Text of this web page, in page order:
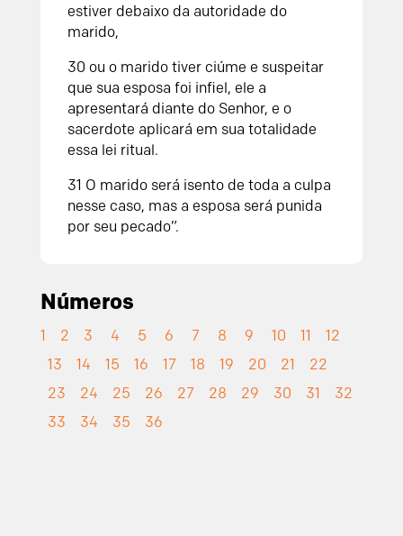
estiver debaixo da autoridade do
marido,
30 ou o marido tiver ciúme e suspeitar
que sua esposa foi infiel, ele a
apresentará diante do Senhor, e o
sacerdote aplicará em sua totalidade
essa lei ritual.
31 O marido será isento de toda a culpa
nesse caso, mas a esposa será punida
por seu pecado”.
Números
1 2 3 4 5 6 7 8 9 10 11
12
13
14 15 16 17 18 19 20 21
22
23
24 25 26 27 28 29 30 31
32
33
34 35 36